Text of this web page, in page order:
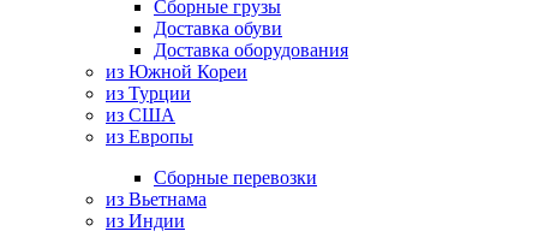
Сборные грузы
Доставка обуви
Доставка оборудования
из Южной Кореи
из Турции
из США
из Европы
Сборные перевозки
из Вьетнама
из Индии